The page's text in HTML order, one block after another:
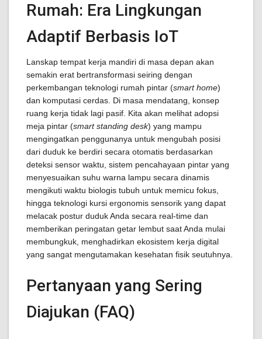
Rumah: Era Lingkungan
Adaptif Berbasis IoT
Lanskap tempat kerja mandiri di masa depan akan
semakin erat bertransformasi seiring dengan
perkembangan teknologi rumah pintar (smart home)
dan komputasi cerdas. Di masa mendatang, konsep
ruang kerja tidak lagi pasif. Kita akan melihat adopsi
meja pintar (smart standing desk) yang mampu
mengingatkan penggunanya untuk mengubah posisi
dari duduk ke berdiri secara otomatis berdasarkan
deteksi sensor waktu, sistem pencahayaan pintar yang
menyesuaikan suhu warna lampu secara dinamis
mengikuti waktu biologis tubuh untuk memicu fokus,
hingga teknologi kursi ergonomis sensorik yang dapat
melacak postur duduk Anda secara real-time dan
memberikan peringatan getar lembut saat Anda mulai
membungkuk, menghadirkan ekosistem kerja digital
yang sangat mengutamakan kesehatan fisik seutuhnya.
Pertanyaan yang Sering
Diajukan (FAQ)